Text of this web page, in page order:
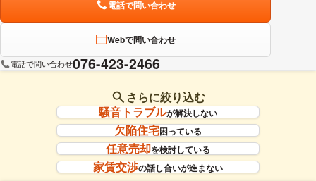
電話で問い合わせ
Webで問い合わせ
電話で問い合わせ076-423-2466
さらに絞り込む
騒音トラブルが解決しない
欠陥住宅困っている
任意売却を検討している
家賃交渉の話し合いが進まない